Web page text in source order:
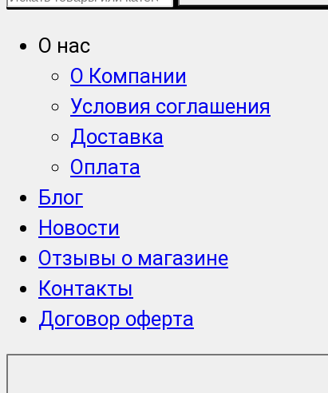
О нас
О Компании
Условия соглашения
Доставка
Оплата
Блог
Новости
Отзывы о магазине
Контакты
Договор оферта